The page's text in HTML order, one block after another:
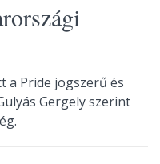
a Pride jogszerű és
Gergely szerint